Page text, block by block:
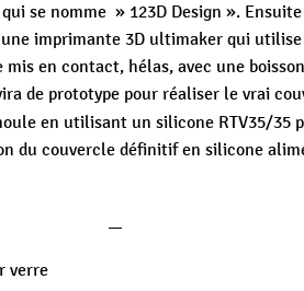
se nomme » 123D Design ».
imprimante 3D ultimaker qui
mis en contact, hélas, avec une
de prototype pour réaliser le vrai
en utilisant un silicone RTV35/35
du couvercle définitif en silicone